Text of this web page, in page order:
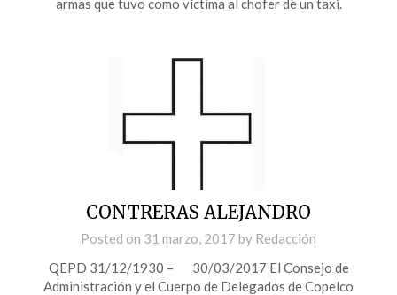
armas que tuvo como víctima al chofer de un taxi.
CONTRERAS ALEJANDRO
Posted on 31 marzo, 2017 by Redacción
QEPD 31/12/1930 – 30/03/2017 El Consejo de
Administración y el Cuerpo de Delegados de Copelco